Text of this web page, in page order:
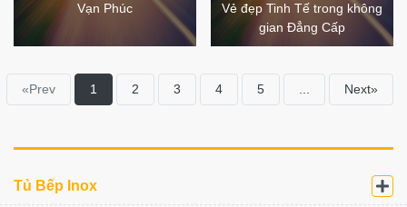
Vạn Phúc
Vẻ đẹp Tinh Tế trong không
gian Đẳng Cấp
«Prev 1 2 3 4 5 Next»
Tủ Bếp Inox
×
Đăng ký khảo sát – Thiết